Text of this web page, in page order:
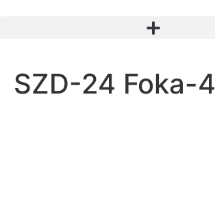
SZD-24 Foka-4